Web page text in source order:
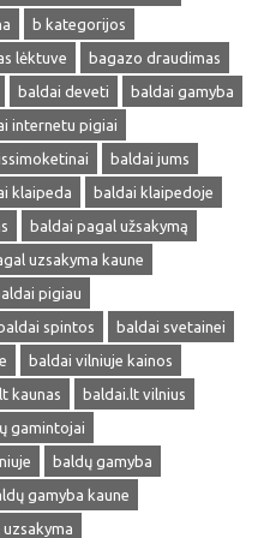
b kategorijos
lėktuve
bagazo draudimas
baldai deveti
baldai gamyba
internetu pigiai
baldai jums
klaipeda
baldai klaipedoje
baldai pagal užsakymą
uzsakyma kaune
pigiau
baldai spintos
baldai svetainei
baldai vilniuje kainos
kaunas
baldai.lt vilnius
gamintojai
baldų gamyba
gamyba kaune